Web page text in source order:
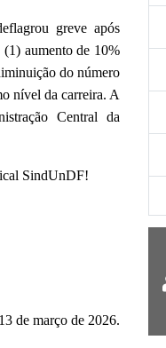
greve após
aumento de 10%
do número
nível da carreira. A
Central da
SindUnDF!
de março de 2026.